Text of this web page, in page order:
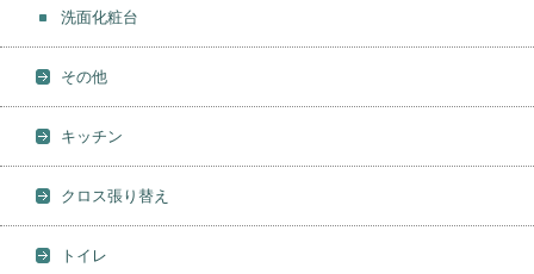
洗面化粧台
その他
キッチン
クロス張り替え
トイレ